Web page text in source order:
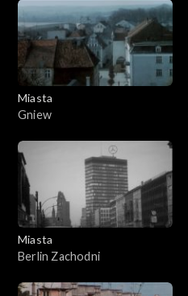
Miasta
Gniew
Miasta
Berlin Zachodni